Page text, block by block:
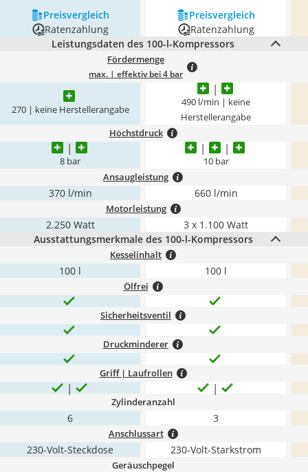
Preis­vergleich
Preis­vergleich
Ratenzahlung
Ratenzahlung
Leistungsdaten des 100-l-Kompressors
Fördermenge
max. | effektiv bei 4 bar
270 | keine Herstellerangabe
490 l/min | keine
Herstellerangabe
Höchstdruck
8 bar 10 bar
Ansaugleistung
370 l/min 660 l/min
Motorleistung
2.250 Watt
3 x 1.100 Watt
Ausstattungsmerkmale des 100-l-Kompressors
Kesselinhalt
100 l 100 l
Ölfrei
Sicherheitsventil
Druckminderer
Griff | Laufrollen
Zylinderanzahl
6 3
Anschlussart
230-Volt-Steckdose 230-Volt-Starkstrom
Geräuschpegel